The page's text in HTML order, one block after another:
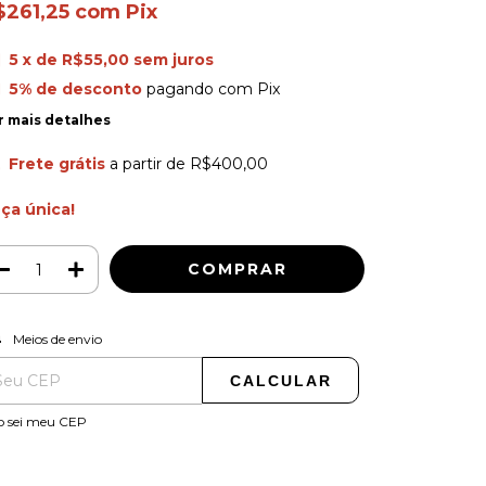
com Pix
5 x de R$55,00 sem juros
5% de descontopagando com Pix
mais detalhes
Frete grátis a partir de R$400,00
única!
para o CEP:
Meios de envio
CALCULAR
sei meu CEP